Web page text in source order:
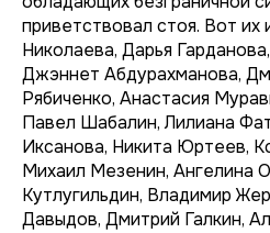
приветствовал стоя. Вот их
Николаева, Дарья
Джэннет Абдурахманова,
Рябиченко, Анастасия
Павел Шабалин, Лилиана
Иксанова, Никита Юртеев,
Михаил Мезенин, Ангелина
Кутлугильдин, Владимир
Давыдов, Дмитрий Галкин,